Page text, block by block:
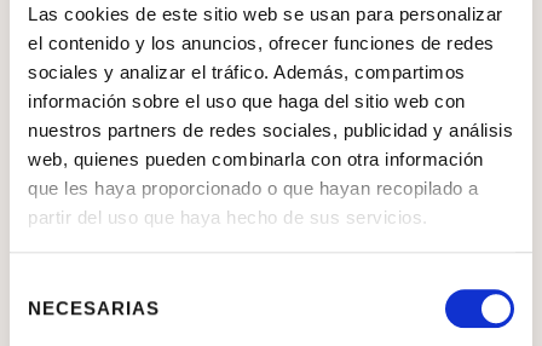
Las cookies de este sitio web se usan para personalizar
el contenido y los anuncios, ofrecer funciones de redes
sociales y analizar el tráfico. Además, compartimos
información sobre el uso que haga del sitio web con
nuestros partners de redes sociales, publicidad y análisis
web, quienes pueden combinarla con otra información
que les haya proporcionado o que hayan recopilado a
partir del uso que haya hecho de sus servicios.
NECESARIAS